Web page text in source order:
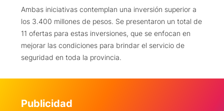
Ambas iniciativas contemplan una inversión superior a
los 3.400 millones de pesos. Se presentaron un total de
11 ofertas para estas inversiones, que se enfocan en
mejorar las condiciones para brindar el servicio de
seguridad en toda la provincia.
Publicidad